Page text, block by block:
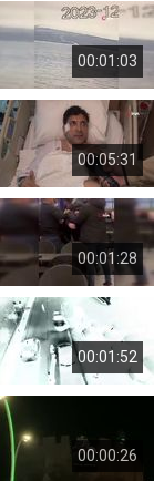
00:01:03
00:05:31
00:01:28
00:01:52
00:00:26